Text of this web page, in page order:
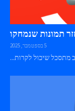
תמונות שנמחקו
5 בספטמבר, 2025
מתסכל שיכול לקרות...